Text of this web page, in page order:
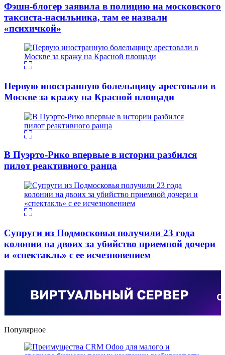
Фэшн-блогер заявила в полицию на московского
таксиста-насильника, там ее назвали
«психичкой»
Первую иностранную болельщицу арестовали в
Москве за кражу на Красной площади
В Пуэрто-Рико впервые в истории разбился
пилот реактивного ранца
Супруги из Подмосковья получили 23 года
колонии на двоих за убийство приемной дочери
и «спектакль» с ее исчезновением
Популярное